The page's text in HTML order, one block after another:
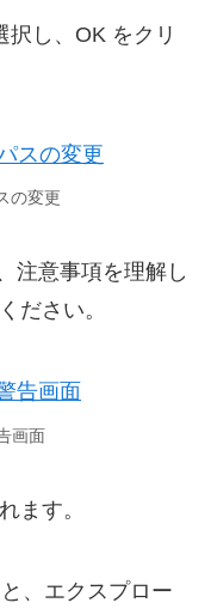
択し、OK をクリ
の変更
注意事項を理解し
ださい。
画面
ます。
、エクスプロー